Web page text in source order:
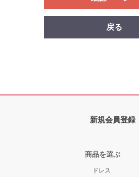
戻る
新規会員登録
商品を選ぶ
ドレス